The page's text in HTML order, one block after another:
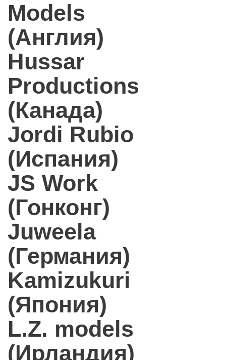
Models
(Англия)
Hussar
Productions
(Канада)
Jordi Rubio
(Испания)
JS Work
(Гонконг)
Juweela
(Германия)
Kamizukuri
(Япония)
L.Z. models
(Ирландия)